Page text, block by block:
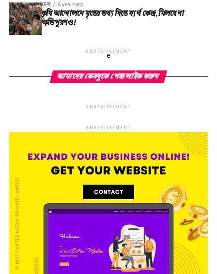
দেশ 6 years ago
কৃষি আন্দোলনে মৃতের তথ‌্য দিতে ব্যর্থ কেন্দ্র, মিলবে না
ক্ষতিপূরণও!
ADVERTISEMENT
e
আমাদের ফেসবুকে পেজ লাইক করুন
ADVERTISEMENT
ADVERTISEMENT